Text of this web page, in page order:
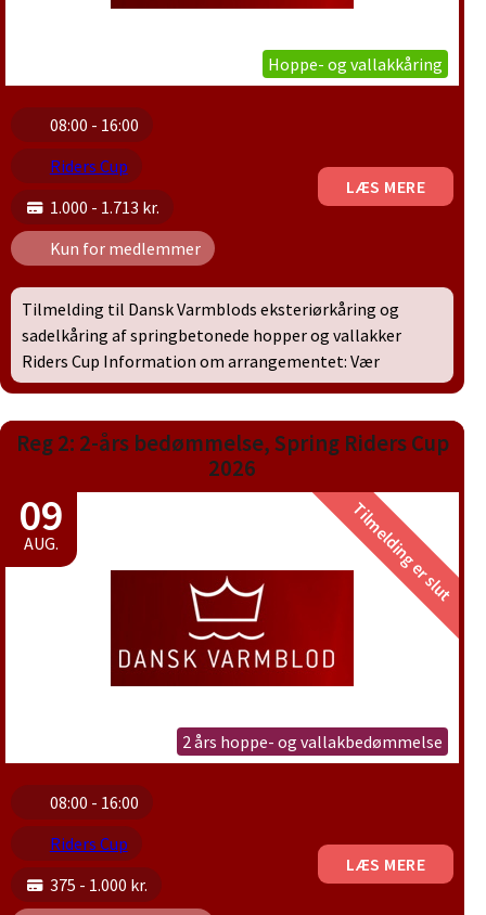
Hoppe- og vallakkåring
08:00 - 16:00
Riders Cup
1.000 - 1.713 kr.
Kun for medlemmer
LÆS MERE
Tilmelding til Dansk Varmblods eksteriørkåring og
sadelkåring af springbetonede hopper og vallakker
Riders Cup Information om arrangementet: Vær
Reg 2: 2-års bedømmelse, Spring Riders Cup
2026
09
AUG. Tilmelding er slut
2 års hoppe- og vallakbedømmelse
08:00 - 16:00
Riders Cup
375 - 1.000 kr.
LÆS MERE